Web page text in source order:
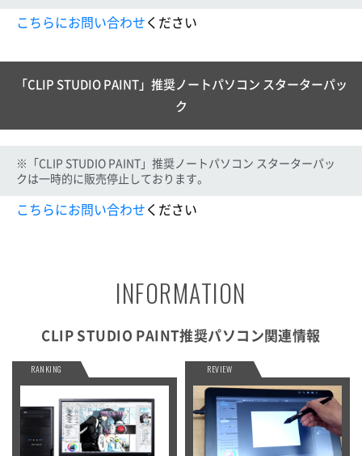
こちらにお問い合わせください
「CLIP STUDIO PAINT」推奨ノートパソコン スターターパッ
ク
※「CLIP STUDIO PAINT」推奨ノートパソコン スターターパッ
クは一時的に販売停止しております。
こちらにお問い合わせください
INFORMATION
CLIP STUDIO PAINT推奨パソコン関連情報
RANKING REVIEW